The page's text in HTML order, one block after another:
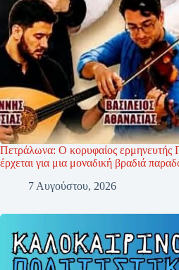
Πετράλωνα: Ο κορυφαίος ερμηνευτής
έρχεται για μια μοναδική βραδιά
7 Αυγούστου, 2026